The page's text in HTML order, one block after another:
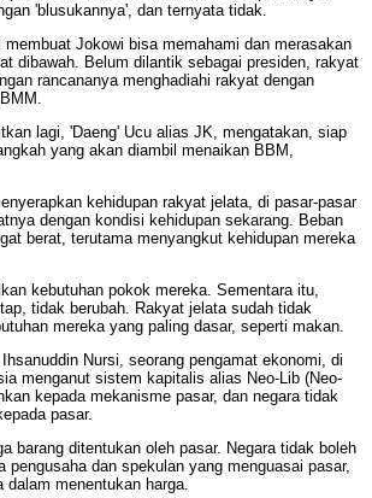
'blusukannya', dan ternyata tidak.
membuat Jokowi bisa memahami dan merasakan
dibawah. Belum dilantik sebagai presiden, rakyat
rancananya menghadiahi rakyat dengan
lagi, 'Daeng' Ucu alias JK, mengatakan, siap
yang akan diambil menaikan BBM,
kehidupan rakyat jelata, di pasar-pasar
dengan kondisi kehidupan sekarang. Beban
berat, terutama menyangkut kehidupan mereka
kebutuhan pokok mereka. Sementara itu,
tidak berubah. Rakyat jelata sudah tidak
mereka yang paling dasar, seperti makan.
Nursi, seorang pengamat ekonomi, di
menganut sistem kapitalis alias Neo-Lib (Neo-
kepada mekanisme pasar, dan negara tidak
pasar.
barang ditentukan oleh pasar. Negara tidak boleh
pengusaha dan spekulan yang menguasai pasar,
dalam menentukan harga.